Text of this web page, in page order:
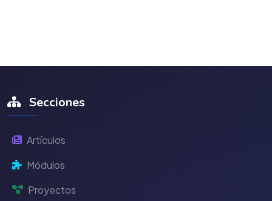
Secciones
Artículos
Módulos
Proyectos